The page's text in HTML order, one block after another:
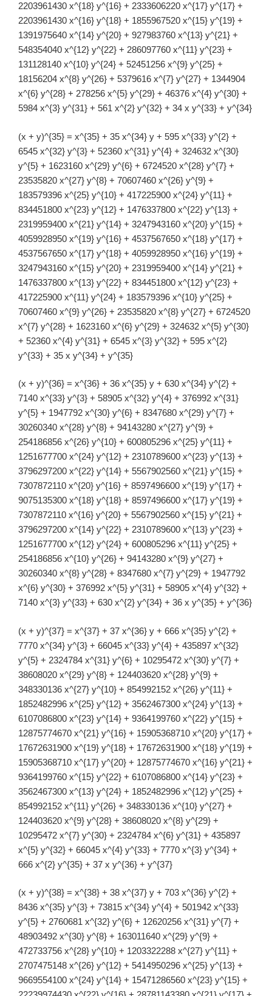
2203961430 x^{18} y^{16} + 2333606220 x^{17} y^{17} +
2203961430 x^{16} y^{18} + 1855967520 x^{15} y^{19} +
1391975640 x^{14} y^{20} + 927983760 x^{13} y^{21} +
548354040 x^{12} y^{22} + 286097760 x^{11} y^{23} +
131128140 x^{10} y^{24} + 52451256 x^{9} y^{25} +
18156204 x^{8} y^{26} + 5379616 x^{7} y^{27} + 1344904
x^{6} y^{28} + 278256 x^{5} y^{29} + 46376 x^{4} y^{30} +
5984 x^{3} y^{31} + 561 x^{2} y^{32} + 34 x y^{33} + y^{34}
(x + y)^{35} = x^{35} + 35 x^{34} y + 595 x^{33} y^{2} +
6545 x^{32} y^{3} + 52360 x^{31} y^{4} + 324632 x^{30}
y^{5} + 1623160 x^{29} y^{6} + 6724520 x^{28} y^{7} +
23535820 x^{27} y^{8} + 70607460 x^{26} y^{9} +
183579396 x^{25} y^{10} + 417225900 x^{24} y^{11} +
834451800 x^{23} y^{12} + 1476337800 x^{22} y^{13} +
2319959400 x^{21} y^{14} + 3247943160 x^{20} y^{15} +
4059928950 x^{19} y^{16} + 4537567650 x^{18} y^{17} +
4537567650 x^{17} y^{18} + 4059928950 x^{16} y^{19} +
3247943160 x^{15} y^{20} + 2319959400 x^{14} y^{21} +
1476337800 x^{13} y^{22} + 834451800 x^{12} y^{23} +
417225900 x^{11} y^{24} + 183579396 x^{10} y^{25} +
70607460 x^{9} y^{26} + 23535820 x^{8} y^{27} + 6724520
x^{7} y^{28} + 1623160 x^{6} y^{29} + 324632 x^{5} y^{30}
+ 52360 x^{4} y^{31} + 6545 x^{3} y^{32} + 595 x^{2}
y^{33} + 35 x y^{34} + y^{35}
(x + y)^{36} = x^{36} + 36 x^{35} y + 630 x^{34} y^{2} +
7140 x^{33} y^{3} + 58905 x^{32} y^{4} + 376992 x^{31}
y^{5} + 1947792 x^{30} y^{6} + 8347680 x^{29} y^{7} +
30260340 x^{28} y^{8} + 94143280 x^{27} y^{9} +
254186856 x^{26} y^{10} + 600805296 x^{25} y^{11} +
1251677700 x^{24} y^{12} + 2310789600 x^{23} y^{13} +
3796297200 x^{22} y^{14} + 5567902560 x^{21} y^{15} +
7307872110 x^{20} y^{16} + 8597496600 x^{19} y^{17} +
9075135300 x^{18} y^{18} + 8597496600 x^{17} y^{19} +
7307872110 x^{16} y^{20} + 5567902560 x^{15} y^{21} +
3796297200 x^{14} y^{22} + 2310789600 x^{13} y^{23} +
1251677700 x^{12} y^{24} + 600805296 x^{11} y^{25} +
254186856 x^{10} y^{26} + 94143280 x^{9} y^{27} +
30260340 x^{8} y^{28} + 8347680 x^{7} y^{29} + 1947792
x^{6} y^{30} + 376992 x^{5} y^{31} + 58905 x^{4} y^{32} +
7140 x^{3} y^{33} + 630 x^{2} y^{34} + 36 x y^{35} + y^{36}
(x + y)^{37} = x^{37} + 37 x^{36} y + 666 x^{35} y^{2} +
7770 x^{34} y^{3} + 66045 x^{33} y^{4} + 435897 x^{32}
y^{5} + 2324784 x^{31} y^{6} + 10295472 x^{30} y^{7} +
38608020 x^{29} y^{8} + 124403620 x^{28} y^{9} +
348330136 x^{27} y^{10} + 854992152 x^{26} y^{11} +
1852482996 x^{25} y^{12} + 3562467300 x^{24} y^{13} +
6107086800 x^{23} y^{14} + 9364199760 x^{22} y^{15} +
12875774670 x^{21} y^{16} + 15905368710 x^{20} y^{17} +
17672631900 x^{19} y^{18} + 17672631900 x^{18} y^{19} +
15905368710 x^{17} y^{20} + 12875774670 x^{16} y^{21} +
9364199760 x^{15} y^{22} + 6107086800 x^{14} y^{23} +
3562467300 x^{13} y^{24} + 1852482996 x^{12} y^{25} +
854992152 x^{11} y^{26} + 348330136 x^{10} y^{27} +
124403620 x^{9} y^{28} + 38608020 x^{8} y^{29} +
10295472 x^{7} y^{30} + 2324784 x^{6} y^{31} + 435897
x^{5} y^{32} + 66045 x^{4} y^{33} + 7770 x^{3} y^{34} +
666 x^{2} y^{35} + 37 x y^{36} + y^{37}
(x + y)^{38} = x^{38} + 38 x^{37} y + 703 x^{36} y^{2} +
8436 x^{35} y^{3} + 73815 x^{34} y^{4} + 501942 x^{33}
y^{5} + 2760681 x^{32} y^{6} + 12620256 x^{31} y^{7} +
48903492 x^{30} y^{8} + 163011640 x^{29} y^{9} +
472733756 x^{28} y^{10} + 1203322288 x^{27} y^{11} +
2707475148 x^{26} y^{12} + 5414950296 x^{25} y^{13} +
9669554100 x^{24} y^{14} + 15471286560 x^{23} y^{15} +